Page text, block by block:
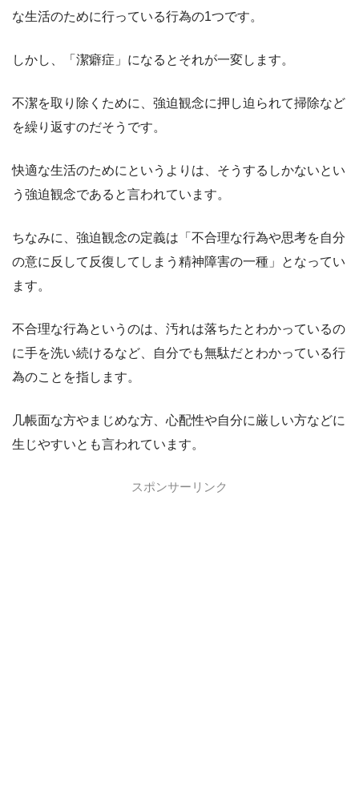
な生活のために行っている行為の1つです。
しかし、「潔癖症」になるとそれが一変します。
不潔を取り除くために、強迫観念に押し迫られて掃除など
を繰り返すのだそうです。
快適な生活のためにというよりは、そうするしかないとい
う強迫観念であると言われています。
ちなみに、強迫観念の定義は「不合理な行為や思考を自分
の意に反して反復してしまう精神障害の一種」となってい
ます。
不合理な行為というのは、汚れは落ちたとわかっているの
に手を洗い続けるなど、自分でも無駄だとわかっている行
為のことを指します。
几帳面な方やまじめな方、心配性や自分に厳しい方などに
生じやすいとも言われています。
スポンサーリンク